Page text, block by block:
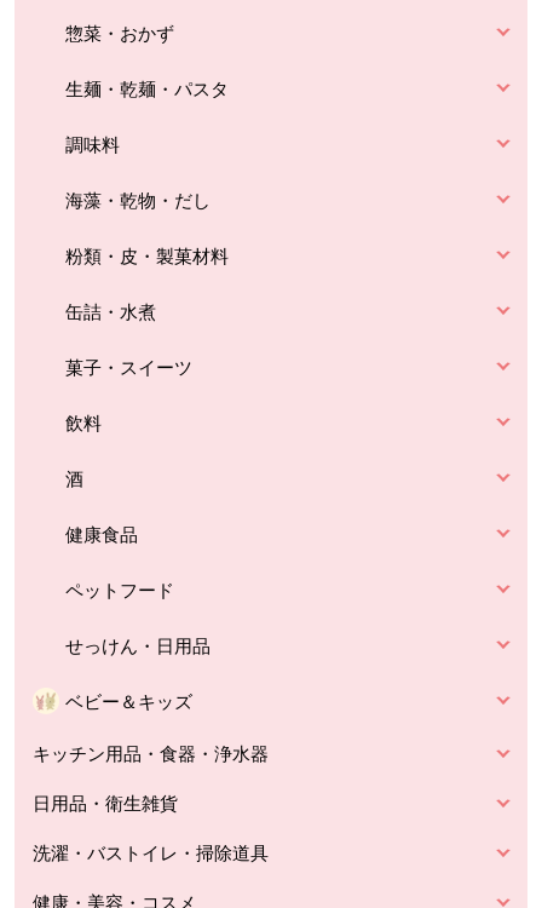
惣菜・おかず
生麺・乾麺・パスタ
調味料
海藻・乾物・だし
粉類・皮・製菓材料
缶詰・水煮
菓子・スイーツ
飲料
酒
健康食品
ペットフード
せっけん・日用品
ベビー＆キッズ
キッチン用品・食器・浄水器
日用品・衛生雑貨
洗濯・バストイレ・掃除道具
健康・美容・コスメ